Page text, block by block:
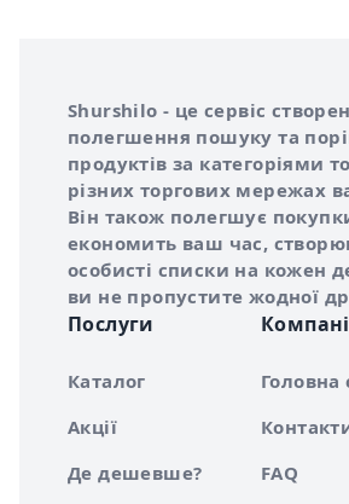
Про сервіс Shurshilo
Shurshilo - це сервіс
полегшення пошуку та
продуктів за категоріями
різних торгових мережах
Він також полегшує
економить ваш час,
особисті списки на кожен
ви не пропустите жодної
Послуги
Каталог
Акції
Де дешевше?
Головна
FAQ